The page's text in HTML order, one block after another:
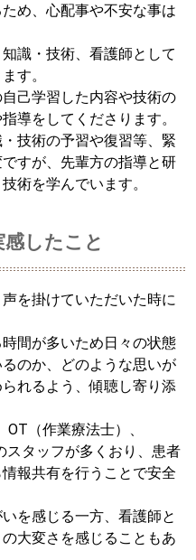
め、心配事や不安な事は
識・技術、看護師として
す。
己学習した内容や技術の
導をしてくださります。
技術の予習や復習等、緊
すが、先輩方の指導と研
術を学んでいます。
したこと
を掛けていただいた時に
間が多いため日々の状態
のか、どのような思いが
れるよう、傾聴し寄り添
（作業療法士）、
スタッフが多くおり、患者
報共有を行うことで安全
を感じる一方、看護師と
大変さを感じることもあ